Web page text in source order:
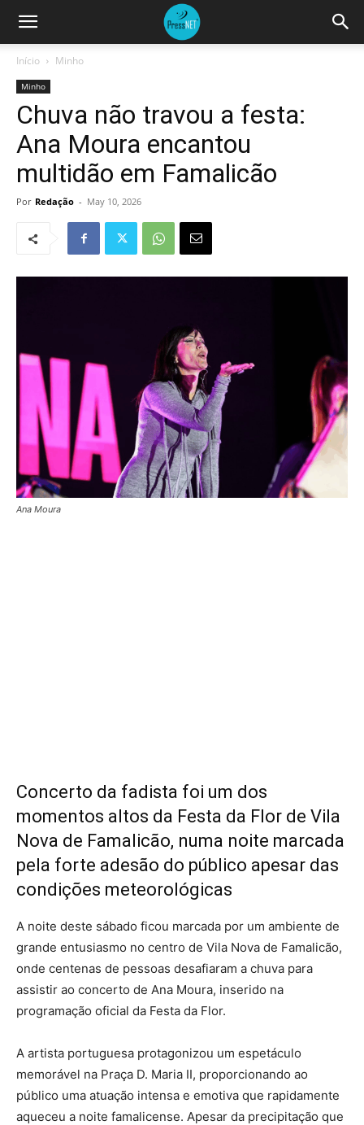
Início Minho
Minho
Chuva não travou a festa:
Ana Moura encantou
multidão em Famalicão
Por Redação - May 10, 2026
Ana Moura
Concerto da fadista foi um dos
momentos altos da Festa da Flor de Vila
Nova de Famalicão, numa noite marcada
pela forte adesão do público apesar das
condições meteorológicas
A noite deste sábado ficou marcada por um ambiente de
grande entusiasmo no centro de Vila Nova de Famalicão,
onde centenas de pessoas desafiaram a chuva para
assistir ao concerto de Ana Moura, inserido na
programação oficial da Festa da Flor.
A artista portuguesa protagonizou um espetáculo
memorável na Praça D. Maria II, proporcionando ao
público uma atuação intensa e emotiva que rapidamente
aqueceu a noite famalicense. Apesar da precipitação que